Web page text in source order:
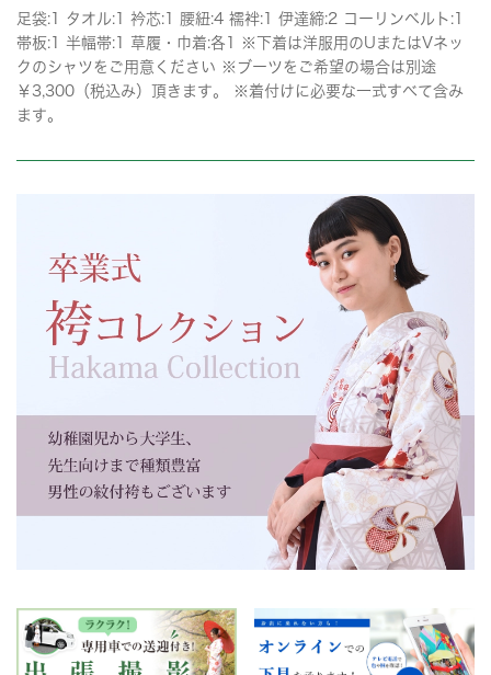
足袋:1 タオル:1 衿芯:1 腰紐:4 襦袢:1 伊達締:2 コーリンベルト:1
帯板:1 半幅帯:1 草履・巾着:各1 ※下着は洋服用のUまたはVネッ
クのシャツをご用意ください ※ブーツをご希望の場合は別途
￥3,300（税込み）頂きます。 ※着付けに必要な一式すべて含み
ます。